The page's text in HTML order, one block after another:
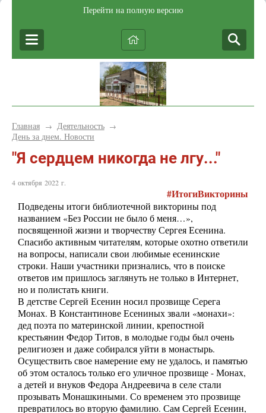
Перейти на полную версию
Главная → Деятельность →
День за днем. Новости
"Я сердцем никогда не лгу..."
4 октября 2022 г.
#ИтогиВикторины
Подведены итоги библиотечной викторины под
названием «Без России не было б меня…»,
посвященной жизни и творчеству Сергея Есенина.
Спасибо активным читателям, которые охотно ответили
на вопросы, написали свои любимые есенинские
строки. Наши участники признались, что в поиске
ответов им пришлось заглянуть не только в Интернет,
но и полистать книги.
В детстве Сергей Есенин носил прозвище Серега
Монах. В Константинове Есениных звали «монахи»:
дед поэта по материнской линии, крепостной
крестьянин Федор Титов, в молодые годы был очень
религиозен и даже собирался уйти в монастырь.
Осуществить свое намерение ему не удалось, и памятью
об этом осталось только его уличное прозвище - Монах,
а детей и внуков Федора Андреевича в селе стали
прозывать Монашкиными. Со временем это прозвище
превратилось во вторую фамилию. Сам Сергей Есенин,